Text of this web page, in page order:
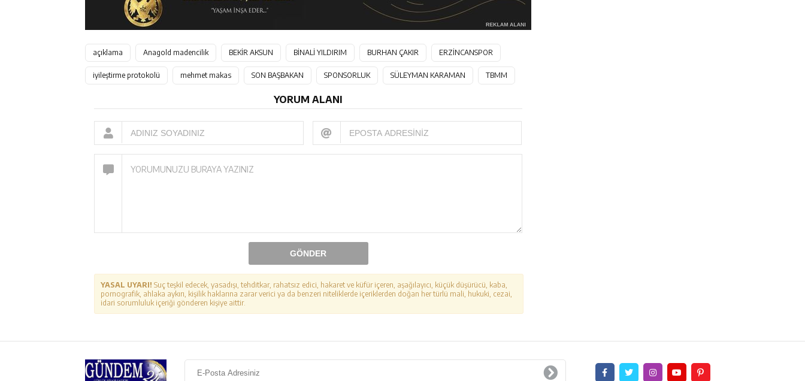
açıklama Anagold madencilik BEKİR AKSUN BİNALİ YILDIRIM BURHAN ÇAKIR ERZİNCANSPOR
iyileştirme protokolü mehmet makas SON BAŞBAKAN SPONSORLUK SÜLEYMAN KARAMAN TBMM
YORUM ALANI
GÖNDER
YASAL UYARI! Suç teşkil edecek, yasadışı, tehditkar, rahatsız edici, hakaret ve küfür içeren, aşağılayıcı, küçük düşürücü, kaba,
pornografik, ahlaka aykırı, kişilik haklarına zarar verici ya da benzeri niteliklerde içeriklerden doğan her türlü mali, hukuki, cezai,
idari sorumluluk içeriği gönderen kişiye aittir.